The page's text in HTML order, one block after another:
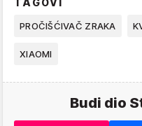
TAGOVI
PROČIŠĆIVAČ ZRAKA
XIAOMI
Budi dio